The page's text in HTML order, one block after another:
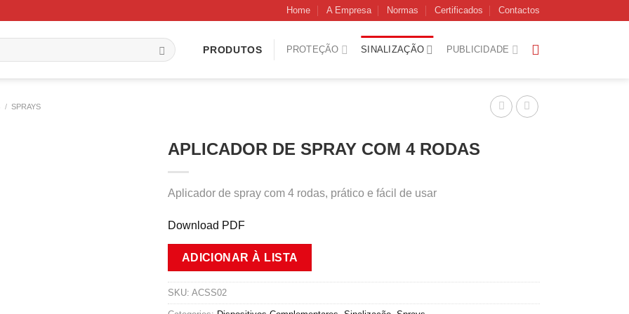
Home A Empresa Normas Certificados Contactos
PRODUTOS PROTEÇÃO SINALIZAÇÃO PUBLICIDADE
/ SPRAYS
APLICADOR DE SPRAY COM 4 RODAS
Aplicador de spray com 4 rodas, prático e fácil de usar
Download PDF
ADICIONAR À LISTA
SKU: ACSS02